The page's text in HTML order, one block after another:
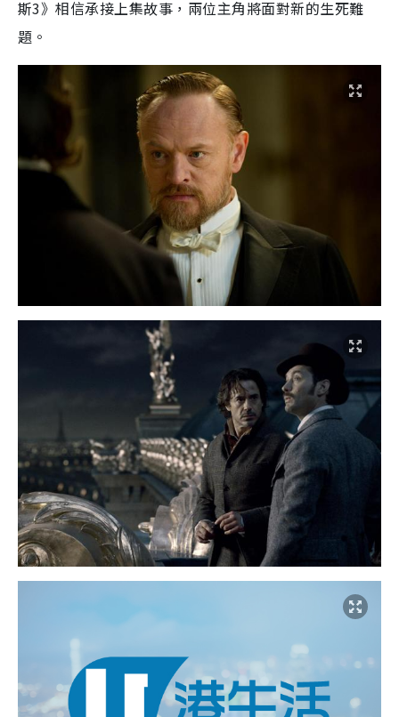
斯3》相信承接上集故事，兩位主角將面對新的生死難
題。